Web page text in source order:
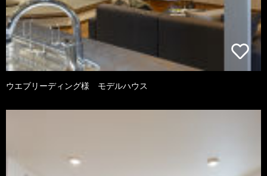
ウエブリーディング様 モデルハウス